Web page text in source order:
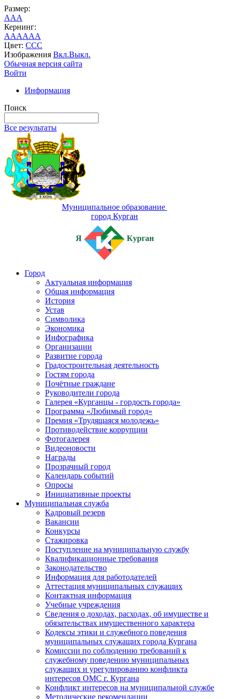
Размер:
AAA
Кернинг:
AAAAAA
Цвет: CCC
Изображения Вкл.Выкл.
Обычная версия сайта
Войти
Информация
Поиск
Все результаты
Муниципальное образование
город Курган
Я Курган
Город
Актуальная информация
Общая информация
История
Устав
Символика
Экономика
Инфографика
Организации
Развитие города
Градостроительная деятельность
Гостям города
Почётные граждане
Руководители города
Галерея «Курганцы - гордость города»
Программа «Любимый город»
Премия «Трудящаяся молодежь»
Противодействие коррупции
Фотогалерея
Видеоновости
Награды
Прозрачный город
Календарь событий
Опросы
Инициативные проекты
Муниципальная служба
Кадровый резерв
Вакансии
Конкурсы
Стажировка
Поступление на муниципальную службу
Квалификационные требования
Законодательство
Информация для работодателей
Аттестация муниципальных служащих
Контактная информация
Учебные учреждения
Сведения о доходах, расходах, об имуществе и
обязательствах имущественного характера
Кодексы этики и служебного поведения
муниципальных служащих города Кургана
Комиссии по соблюдению требований к
служебному поведению муниципальных
служащих и урегулированию конфликта
интересов ОМС г. Кургана
Конфликт интересов на муниципальной службе
Методические рекомендации